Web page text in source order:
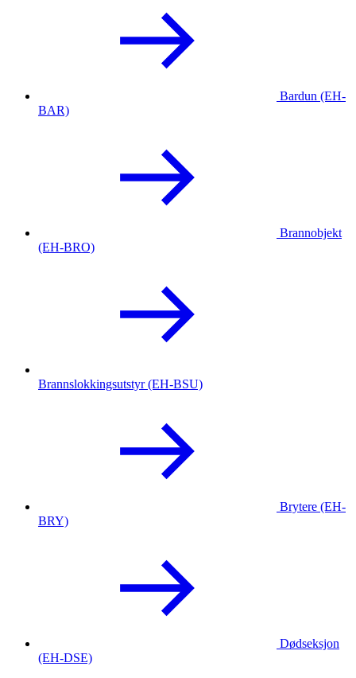
Bardun (EH-
BAR)
Brannobjekt
(EH-BRO)
Brannslokkingsutstyr (EH-BSU)
Brytere (EH-
BRY)
Dødseksjon
(EH-DSE)